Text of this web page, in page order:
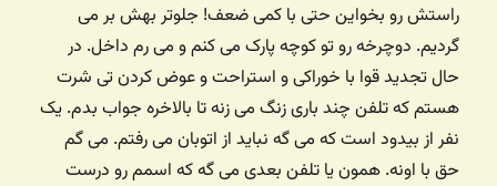
راستش رو بخواین حتی با کمی ضعف! جلوتر بهش بر می
گردیم. دوچرخه رو تو کوچه پارک می کنم و می رم داخل. در
حال تجدید قوا با خوراکی و استراحت و عوض کردن تی شرت
هستم که تلفن چند باری زنگ می زنه تا بالاخره جواب بدم. یک
نفر از بیدود است که می گه نباید از اتوبان می رفتم. می گم
حق با اونه. همون یا تلفن بعدی می گه که اسمم رو درست